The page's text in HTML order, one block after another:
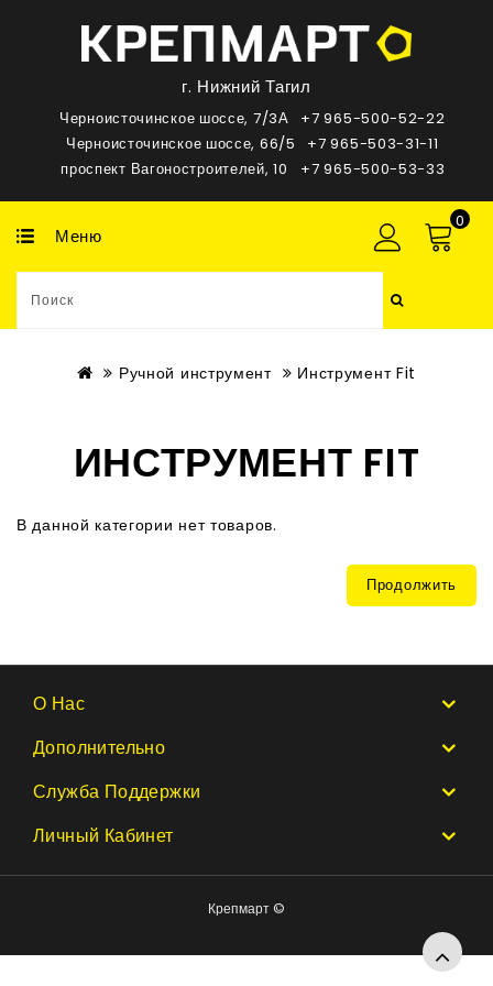
г. Нижний Тагил
Черноисточинское шоссе, 7/3А
+7 965-500-52-22
Черноисточинское шоссе, 66/5
+7 965-503-31-11
проспект Вагоностроителей, 10
+7 965-500-53-33
Меню
0
Ручной инструмент Инструмент Fit
ИНСТРУМЕНТ FIT
В данной категории нет товаров.
Продолжить
О Нас
Дополнительно
Служба Поддержки
Личный Кабинет
Крепмарт ©